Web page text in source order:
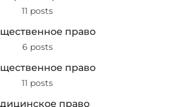
11 posts
право
6 posts
право
11 posts
право